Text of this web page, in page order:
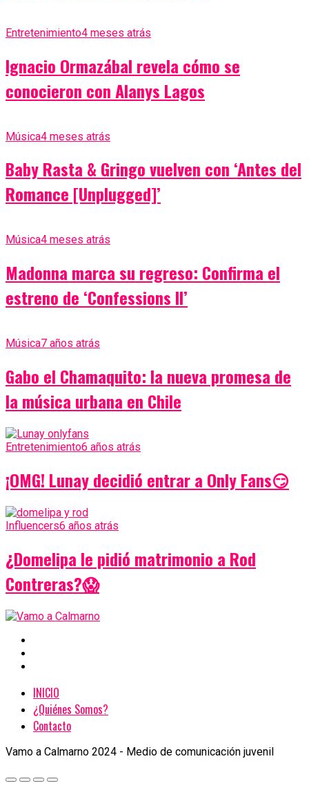
Entretenimiento4 meses atrás
Ignacio Ormazábal revela cómo se
conocieron con Alanys Lagos
Música4 meses atrás
Baby Rasta & Gringo vuelven con ‘Antes del
Romance [Unplugged]’
Música4 meses atrás
Madonna marca su regreso: Confirma el
estreno de ‘Confessions II’
Música7 años atrás
Gabo el Chamaquito: la nueva promesa de
la música urbana en Chile
Entretenimiento6 años atrás
¡OMG! Lunay decidió entrar a Only Fans😏
Influencers6 años atrás
¿Domelipa le pidió matrimonio a Rod
Contreras?😱
INICIO
¿Quiénes Somos?
Contacto
Vamo a Calmarno 2024 - Medio de comunicación juvenil